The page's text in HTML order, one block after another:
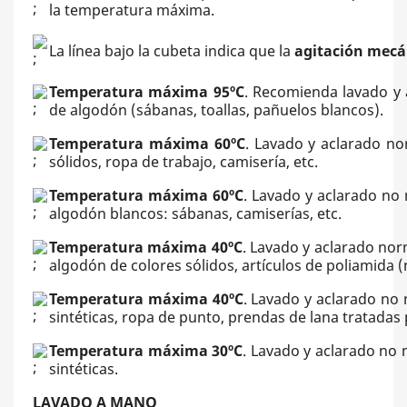
la temperatura máxima.
La línea bajo la cubeta indica que la agitación
Temperatura máxima 95ºC. Recomienda lavado
de algodón (sábanas, toallas, pañuelos blancos).
Temperatura máxima 60ºC. Lavado y aclarado
sólidos, ropa de trabajo, camisería, etc.
Temperatura máxima 60ºC. Lavado y aclarado
algodón blancos: sábanas, camiserías, etc.
Temperatura máxima 40ºC. Lavado y aclarado
algodón de colores sólidos, artículos de poliamida
Temperatura máxima 40ºC. Lavado y aclarado
sintéticas, ropa de punto, prendas de lana tratadas
Temperatura máxima 30ºC. Lavado y aclarado
sintéticas.
LAVADO A MANO